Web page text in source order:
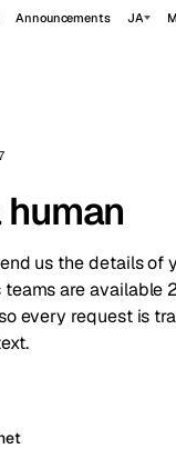
Announcements JA
us the details of
are available
every request is